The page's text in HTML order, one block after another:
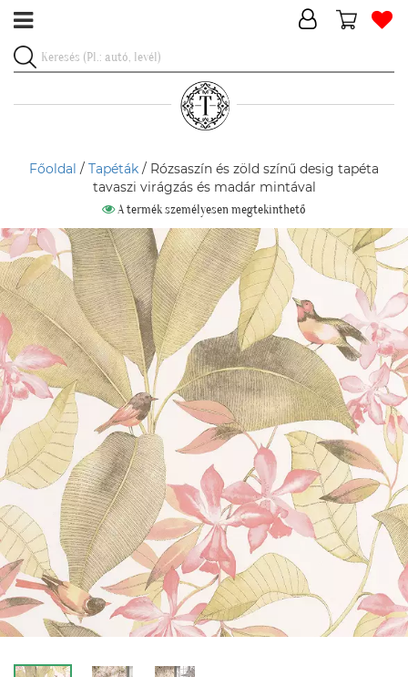
Főoldal / Tapéták / Rózsaszín és zöld színű desig tapéta
tavaszi virágzás és madár mintával
A termék személyesen megtekinthető